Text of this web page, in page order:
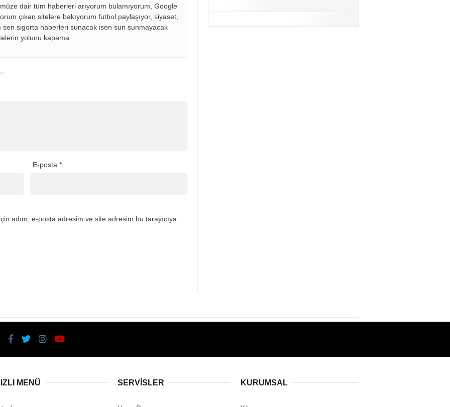
dair tüm haberleri arıyorum bulamıyorum, Google
çıkan sitelere bakıyorum futbol paylaşıyor, siyaset,
sen sigorta haberleri sunacak isen sun sunmayacak
yolunu kapama
E-posta *
adım, e-posta adresim ve site adresim bu tarayıcıya
MENÜ SERVİSLER KURUMSAL